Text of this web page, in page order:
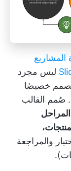
ليس مجرد
خصيصًا
صُمم القالب
والمراجعة